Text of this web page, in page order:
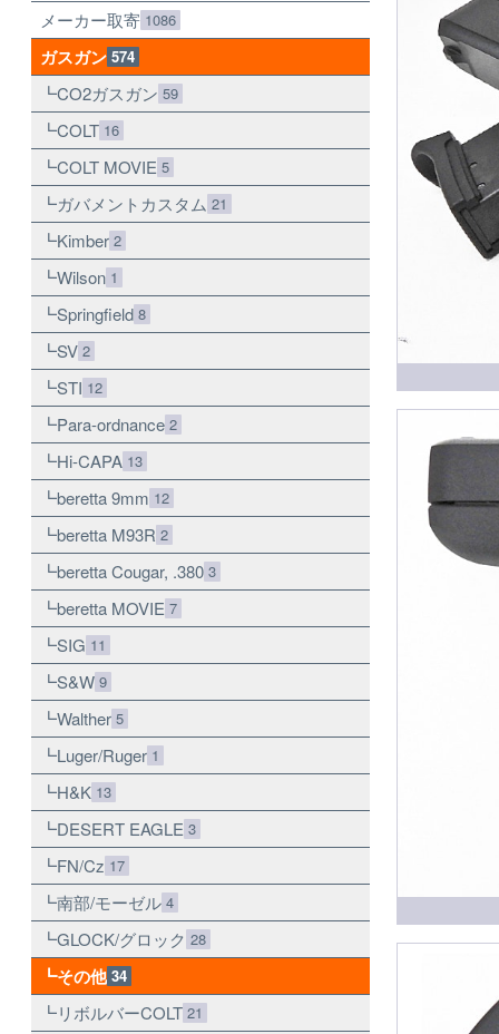
メーカー取寄 1086
ガスガン 574
CO2ガスガン 59
COLT 16
COLT MOVIE 5
ガバメントカスタム 21
Kimber 2
Wilson 1
Springfield 8
SV 2
STI 12
Para-ordnance 2
Hi-CAPA 13
beretta 9mm 12
beretta M93R 2
beretta Cougar, .380 3
beretta MOVIE 7
SIG 11
S&W 9
Walther 5
Luger/Ruger 1
H&K 13
DESERT EAGLE 3
FN/Cz 17
南部/モーゼル 4
GLOCK/グロック 28
その他 34
リボルバーCOLT 21